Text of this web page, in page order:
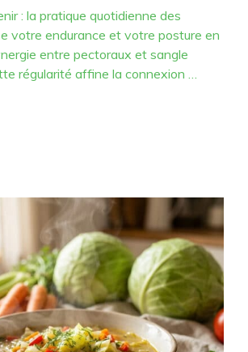
: la pratique quotidienne des
votre endurance et votre posture en
entre pectoraux et sangle
régularité affine la connexion …